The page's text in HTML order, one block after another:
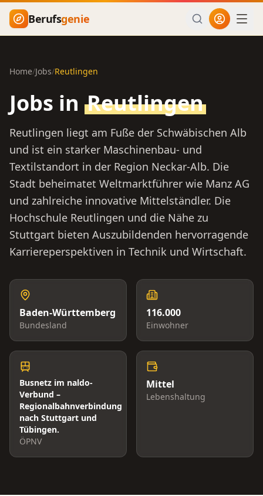
Zum Hauptinhalt springen
Berufsgenie
Home/Jobs/Reutlingen
Jobs in Reutlingen
Reutlingen liegt am Fuße der Schwäbischen Alb
und ist ein starker Maschinenbau- und
Textilstandort in der Region Neckar-Alb. Die
Stadt beheimatet Weltmarktführer wie Manz AG
und zahlreiche innovative Mittelständler. Die
Hochschule Reutlingen und die Nähe zu
Stuttgart bieten Auszubildenden hervorragende
Karriereperspektiven in Technik und Wirtschaft.
Baden-Württemberg
Bundesland
116.000
Einwohner
Busnetz im naldo-
Verbund –
Regionalbahnverbindung
nach Stuttgart und
Tübingen.
ÖPNV
Mittel
Lebenshaltung